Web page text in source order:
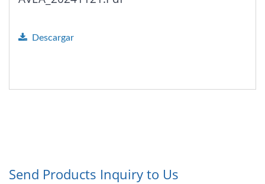
Descargar